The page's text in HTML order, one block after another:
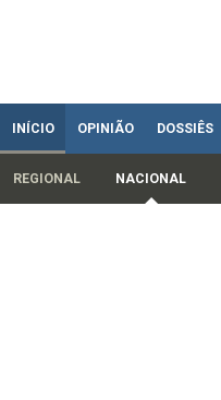
INÍCIO OPINIÃO DOSSIÊS
REGIONAL NACIONAL